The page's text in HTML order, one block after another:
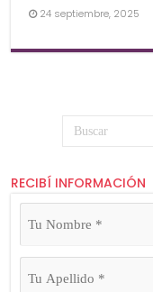
24 septiembre, 2025
RECIBÍ INFORMACIÓN
Tu
Nombre
Tu
Apellido